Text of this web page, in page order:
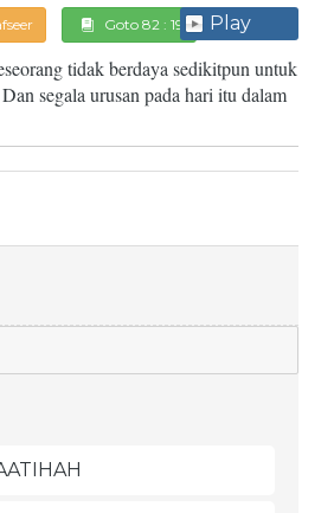
Goto 82 : 19 Play
tidak berdaya sedikitpun untuk
segala urusan pada hari itu dalam